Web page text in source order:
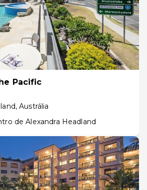
Pacific
, Austrália
de Alexandra Headland